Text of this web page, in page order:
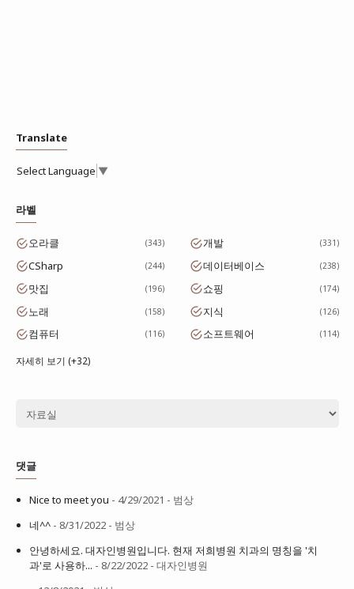
Translate
Select Language ▼
라벨
오라클 343 개발 331
CSharp 244 데이터베이스 238
맛집 196 쇼핑 174
노래 158 지식 126
컴퓨터 116 소프트웨어 114
자세히 보기 (+32)
댓글
Nice to meet you - 4/29/2021 - 범상
네^^ - 8/31/2022 - 범상
안녕하세요. 대자인병원입니다. 현재 저희병원 치과의 명칭을 '치
과'로 사용하... - 8/22/2022 - 대자인병원